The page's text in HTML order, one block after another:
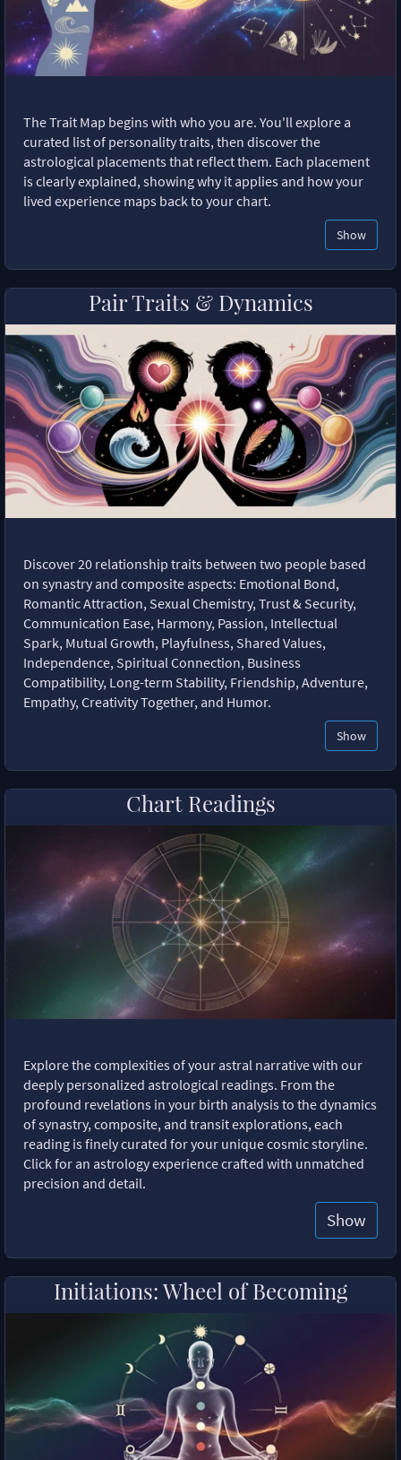
The Trait Map begins with who you are. You'll explore a
curated list of personality traits, then discover the
astrological placements that reflect them. Each placement
is clearly explained, showing why it applies and how your
lived experience maps back to your chart.
Show
Pair Traits & Dynamics
Discover 20 relationship traits between two people based
on synastry and composite aspects: Emotional Bond,
Romantic Attraction, Sexual Chemistry, Trust & Security,
Communication Ease, Harmony, Passion, Intellectual
Spark, Mutual Growth, Playfulness, Shared Values,
Independence, Spiritual Connection, Business
Compatibility, Long-term Stability, Friendship, Adventure,
Empathy, Creativity Together, and Humor.
Show
Chart Readings
Explore the complexities of your astral narrative with our
deeply personalized astrological readings. From the
profound revelations in your birth analysis to the dynamics
of synastry, composite, and transit explorations, each
reading is finely curated for your unique cosmic storyline.
Click for an astrology experience crafted with unmatched
precision and detail.
Show
Initiations: Wheel of Becoming